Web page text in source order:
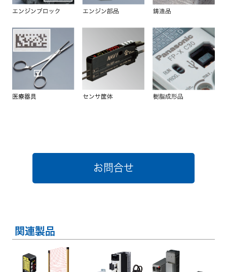
お問合せ
関連製品